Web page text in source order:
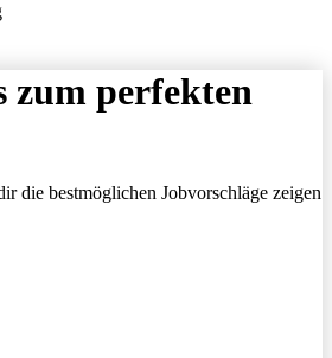
zum perfekten
die bestmöglichen Jobvorschläge zeigen